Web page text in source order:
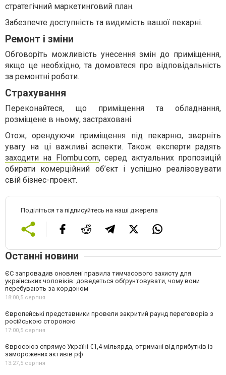
стратегічний маркетинговий план.
Забезпечте доступність та видимість вашої пекарні.
Ремонт і зміни
Обговоріть можливість унесення змін до приміщення,
якщо це необхідно, та домовтеся про відповідальність
за ремонтні роботи.
Страхування
Переконайтеся, що приміщення та обладнання,
розміщене в ньому, застраховані.
Отож, орендуючи приміщення під пекарню, зверніть
увагу на ці важливі аспекти. Також експерти радять
заходити на Flombu.com, серед актуальних пропозицій
обирати комерційний об’єкт і успішно реалізовувати
свій бізнес-проект.
Поділіться та підписуйтесь на наші джерела
Останні новини
ЄС запровадив оновлені правила тимчасового захисту для
українських чоловіків: доведеться обґрунтовувати, чому вони
перебувають за кордоном
18:00,5 серпня
Європейські представники провели закритий раунд переговорів з
російською стороною
17:00,5 серпня
Євросоюз спрямує Україні €1,4 мільярда, отримані від прибутків із
заморожених активів рф
13:27,5 серпня